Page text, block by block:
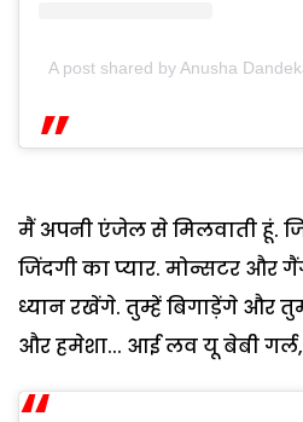
A post shared by Anusha
मैं अपनी एंजेल से मिलवाती हूं.
जिंदगी का प्यार. मोन्सटर और
ध्यान रखेंगे. तुम्हें बिगाड़ेंगे और
और हमेशा... आई लव यू बेबी गर्ल,